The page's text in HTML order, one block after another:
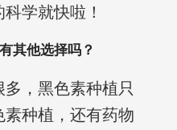
学就快啦！
其他选择吗？
，黑色素种植只
种植，还有药物